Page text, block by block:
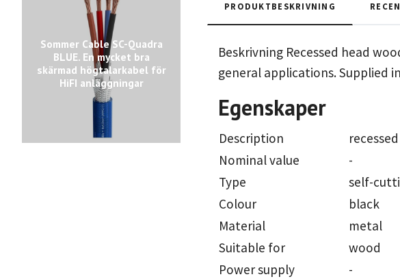
Sommer Cable SC-Quadra
BLUE. En mycket bra
skärmad högtalarkabel för
HiFI anläggningar
PRODUKTBESKRIVNING
Beskrivning Recessed head
general applications. Supplied
Egenskaper
Description
Nominal value
-
Type
self-
Colour
black
Material
metal
Suitable for
wood
Power supply
-